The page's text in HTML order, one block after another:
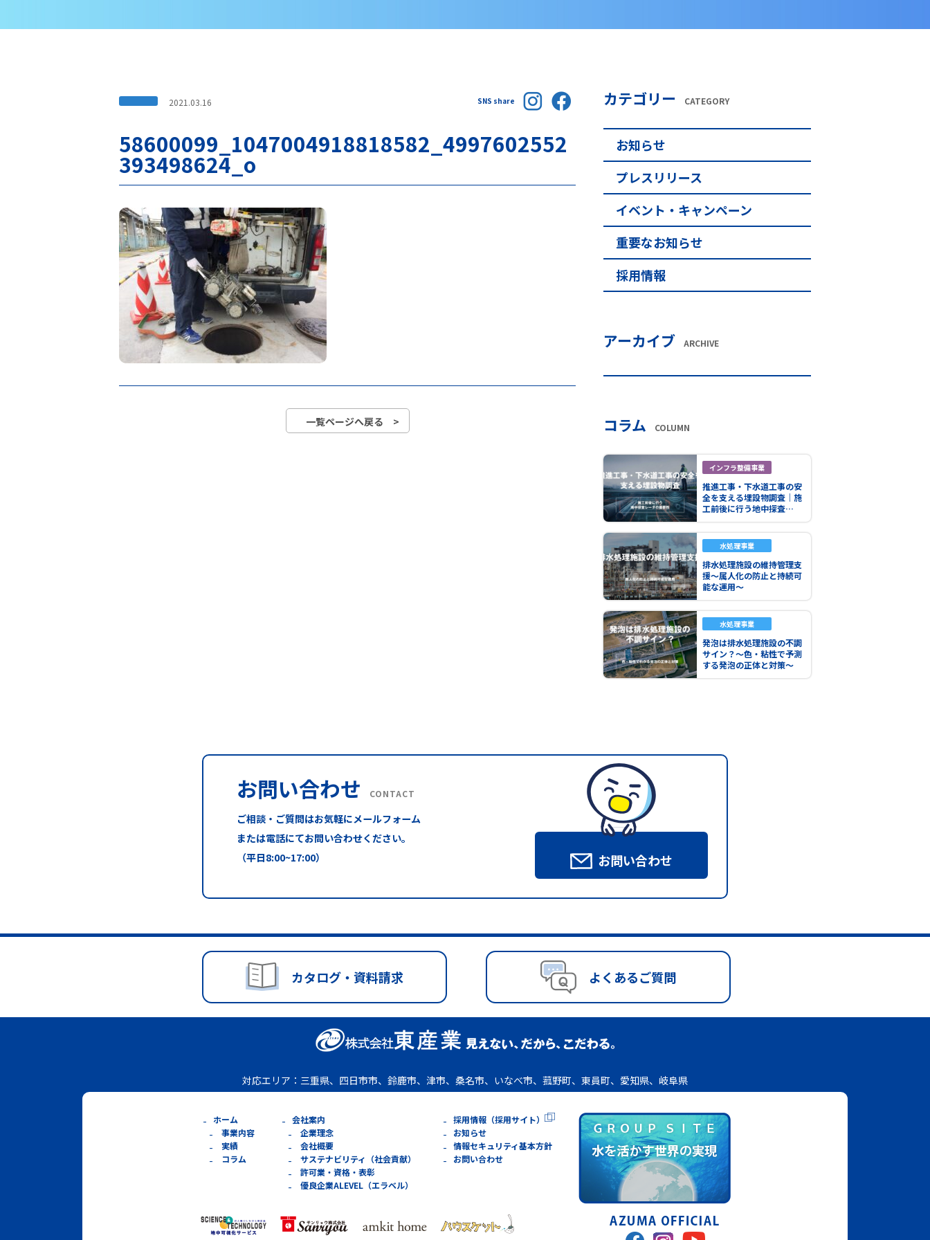
2021.03.16 SNS share
58600099_1047004918818582_4997602552
393498624_o
一覧ページへ戻る >
カテゴリー CATEGORY
お知らせ
プレスリリース
イベント・キャンペーン
重要なお知らせ
採用情報
アーカイブ ARCHIVE
コラム COLUMN
インフラ整備事業
推進工事・下水道工事の安
全を支える埋設物調査｜施
工前後に行う地中探査…
水処理事業
排水処理施設の維持管理支
援～属人化の防止と持続可
能な運用～
水処理事業
発泡は排水処理施設の不調
サイン？～色・粘性で予測
する発泡の正体と対策～
お問い合わせ CONTACT
ご相談・ご質問はお気軽にメールフォーム
または電話にてお問い合わせください。
（平日8:00~17:00）
お問い合わせ
カタログ・資料請求 よくあるご質問
対応エリア： 三重県、四日市市、鈴鹿市、津市、桑名市、いなべ市、菰野町、東員町、愛知県、岐阜県
ホーム
事業内容
実績
コラム
会社案内
企業理念
会社概要
サステナビリティ（社会貢献）
許可業・資格・表彰
優良企業ALEVEL（エラベル）
採用情報（採用サイト）
お知らせ
情報セキュリティ基本方針
お問い合わせ